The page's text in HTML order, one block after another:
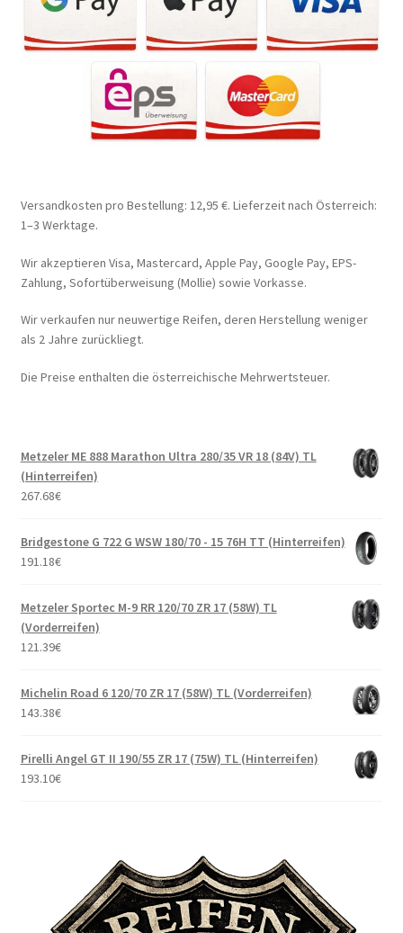
Versandkosten pro Bestellung: 12,95 €. Lieferzeit nach Österreich:
1–3 Werktage.
Wir akzeptieren Visa, Mastercard, Apple Pay, Google Pay, EPS-
Zahlung, Sofortüberweisung (Mollie) sowie Vorkasse.
Wir verkaufen nur neuwertige Reifen, deren Herstellung weniger
als 2 Jahre zurückliegt.
Die Preise enthalten die österreichische Mehrwertsteuer.
Metzeler ME 888 Marathon Ultra 280/35 VR 18 (84V) TL
(Hinterreifen)
267.68€
Bridgestone G 722 G WSW 180/70 - 15 76H TT (Hinterreifen)
191.18€
Metzeler Sportec M-9 RR 120/70 ZR 17 (58W) TL
(Vorderreifen)
121.39€
Michelin Road 6 120/70 ZR 17 (58W) TL (Vorderreifen)
143.38€
Pirelli Angel GT II 190/55 ZR 17 (75W) TL (Hinterreifen)
193.10€